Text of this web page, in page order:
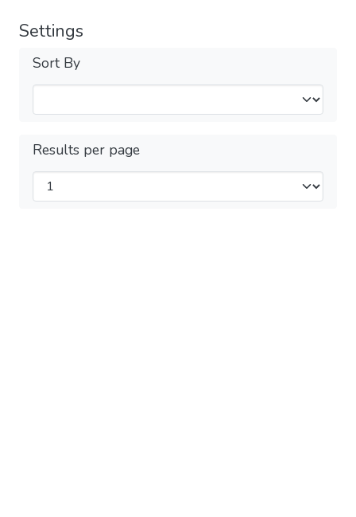
Settings
Sort By
Results per page